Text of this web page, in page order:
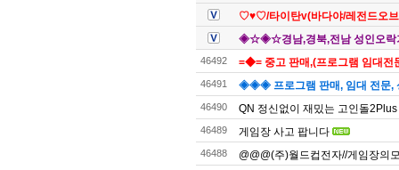
♡♥♡/타이탄v(바다야/레전드오
◈☆◈☆경남,경북,전남 성인오
46492 =◆= 중고 판매,(프로그램 임대전
46491 ◈◈◈ 프로그램 판매, 임대 전문,
46490 QN 정신없이 재밌는 고인돌
46489 게임장 사고 팝니다
46488 @@@(주)월드컵전자//게임장의